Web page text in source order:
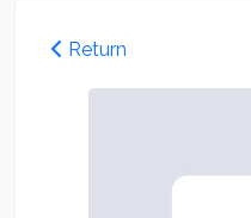
Return